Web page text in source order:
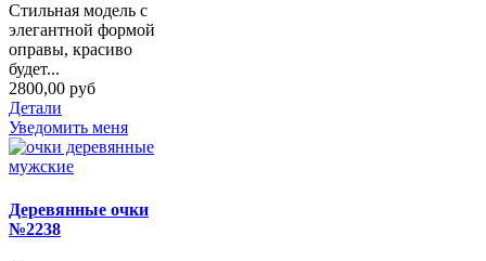
Стильная модель с
элегантной формой
оправы, красиво
будет...
2800,00 руб
Детали
Уведомить меня
Деревянные очки
№2238